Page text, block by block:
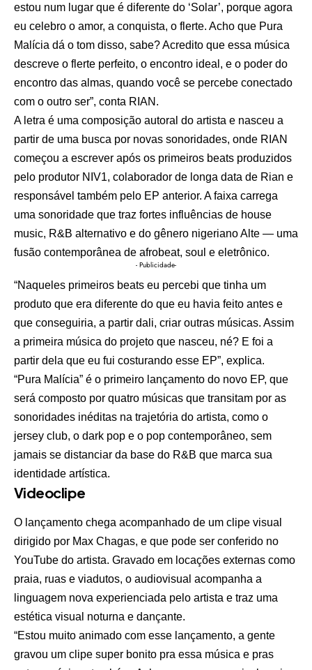
estou num lugar que é diferente do ‘Solar’, porque agora
eu celebro o amor, a conquista, o flerte. Acho que Pura
Malícia dá o tom disso, sabe? Acredito que essa música
descreve o flerte perfeito, o encontro ideal, e o poder do
encontro das almas, quando você se percebe conectado
com o outro ser”, conta RIAN.
A letra é uma composição autoral do artista e nasceu a
partir de uma busca por novas sonoridades, onde RIAN
começou a escrever após os primeiros beats produzidos
pelo produtor NIV1, colaborador de longa data de Rian e
responsável também pelo EP anterior. A faixa carrega
uma sonoridade que traz fortes influências de house
music, R&B alternativo e do gênero nigeriano Alte — uma
fusão contemporânea de afrobeat, soul e eletrônico.
- Publicidade-
“Naqueles primeiros beats eu percebi que tinha um
produto que era diferente do que eu havia feito antes e
que conseguiria, a partir dali, criar outras músicas. Assim
a primeira música do projeto que nasceu, né? E foi a
partir dela que eu fui costurando esse EP”, explica.
“Pura Malícia” é o primeiro lançamento do novo EP, que
será composto por quatro músicas que transitam por as
sonoridades inéditas na trajetória do artista, como o
jersey club, o dark pop e o pop contemporâneo, sem
jamais se distanciar da base do R&B que marca sua
identidade artística.
Videoclipe
O lançamento chega acompanhado de um clipe visual
dirigido por Max Chagas, e que pode ser conferido no
YouTube do artista. Gravado em locações externas como
praia, ruas e viadutos, o audiovisual acompanha a
linguagem nova experienciada pelo artista e traz uma
estética visual noturna e dançante.
“Estou muito animado com esse lançamento, a gente
gravou um clipe super bonito pra essa música e pras